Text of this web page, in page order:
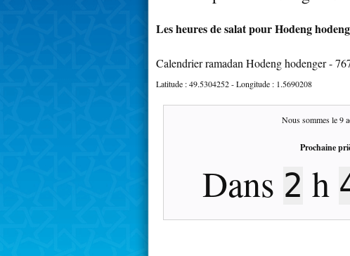
Les heures de salat pour Hodeng
Calendrier ramadan Hodeng hodenger -
Latitude :49.5304252- Longitude : 1.5690208
Nous sommes le9
Prochaine
Dans 2 h